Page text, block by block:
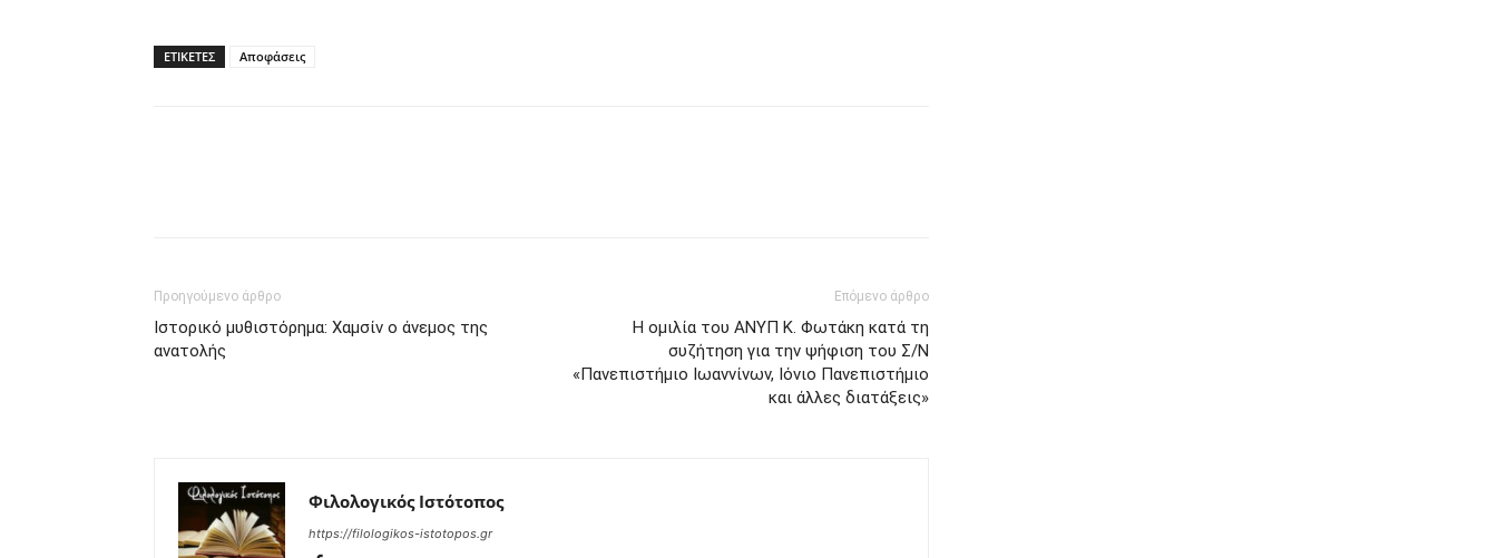
ΕΤΙΚΕΤΕΣ Αποφάσεις
Προηγούμενο άρθρο
Ιστορικό μυθιστόρημα: Χαμσίν ο άνεμος της
ανατολής
Επόμενο άρθρο
Η ομιλία του ΑΝΥΠ Κ. Φωτάκη κατά τη
συζήτηση για την ψήφιση του Σ/Ν
«Πανεπιστήμιο Ιωαννίνων, Ιόνιο Πανεπιστήμιο
και άλλες διατάξεις»
Φιλολογικός Ιστότοπος
https://filologikos-istotopos.gr